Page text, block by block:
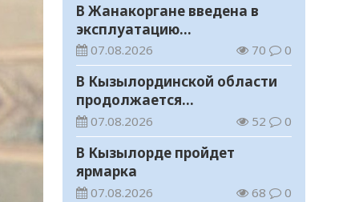
В Жанакоргане введена в
эксплуатацию
водораспределительная
станция
07.08.2026 70 0
В Кызылординской области
продолжается
экологическая акция «Таза
Қазақстан»
07.08.2026 52 0
В Кызылорде пройдет
ярмарка
07.08.2026 68 0